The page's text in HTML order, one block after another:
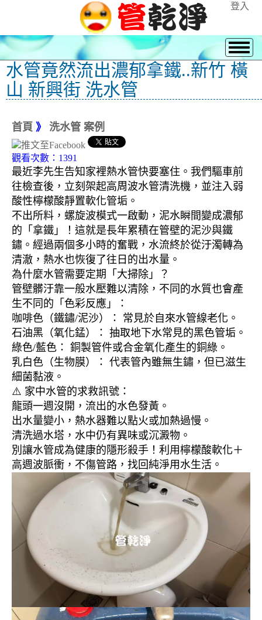
登入
水管竟然流出濃郁拿鐵..新竹 橫
山 新興街 洗水管
首頁 》 洗水管 案例
觀看次數：1391
最近李先生告知家裡熱水管快要塞住。我們驅車前
往檢查後，立刻架起高周波水管清洗機，並注入弱
酸性檸檬酸靜置軟化管垢。
不出所料，螺旋波模式一啟動，泥水瞬間變成濃郁
的「拿鐵」！這就是長年累積在管壁的泥沙與鐵
鏽。經過兩個多小時的奮戰，水流終於從汙濁轉為
清澈，熱水也恢復了往日的出水量。
為什麼水管需要定期「大掃除」？
管壁髒汙靠一般水壓難以清除，不同的水質也會產
生不同的「色彩反應」：
咖啡色（鐵鏽/泥沙）： 常見於自來水管線老化。
石油黑（氧化錳）： 抽取地下水常見的黑色管垢。
綠色/藍色： 銅製管件或合金氧化產生的銅綠。
乳白色（生物膜）： 代表管內雖無生鏽，但已滋生
細菌黏液。
⚠️ 家中水管的求救訊號：
龍頭一週沒開，流出的水色發黃。
出水量變小，熱水器難以點火或加熱過慢。
清洗過水塔，水中仍有異味或沉澱物。
別讓水管成為健康的隱形殺手！利用檸檬酸軟化＋
高週波脈衝，不傷管路，找回純淨用水生活。